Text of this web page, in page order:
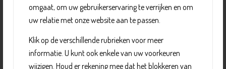
omgaat, om uw gebruikerservaring te verrijken en om
uw relatie met onze website aan te passen.
Klik op de verschillende rubrieken voor meer
informatie. U kunt ook enkele van uw voorkeuren
wijzigen. Houd er rekening mee dat het blokkeren van